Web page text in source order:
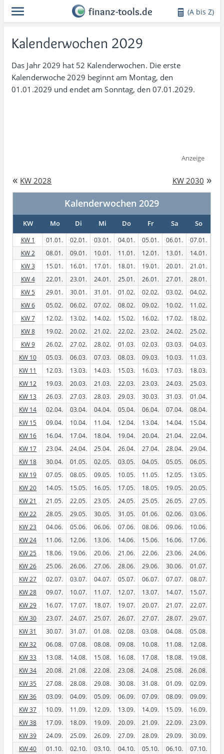
finanz-tools.de (A bis Z)
Kalenderwochen 2029
Das Jahr 2029 hat 52 Kalenderwochen. Die erste
Kalenderwoche 2029 beginnt am Montag, den
01.01.2029 und endet am Sonntag, den 07.01.2029.
Anzeige
« KW 2028 KW 2030 »
Kalenderwochen 2029
KW Mo Di Mi Do Fr Sa So
KW 1 01.01. 02.01. 03.01. 04.01. 05.01. 06.01.
07.01.
KW 2
08.01. 09.01. 10.01. 11.01. 12.01. 13.01.
14.01.
KW 3
15.01. 16.01. 17.01. 18.01. 19.01. 20.01.
21.01.
KW 4
22.01. 23.01. 24.01. 25.01. 26.01. 27.01.
28.01.
KW 5
29.01. 30.01. 31.01. 01.02. 02.02. 03.02.
04.02.
KW 6
05.02. 06.02. 07.02. 08.02. 09.02. 10.02.
11.02.
KW 7
12.02. 13.02. 14.02. 15.02. 16.02. 17.02.
18.02.
KW 8
19.02. 20.02. 21.02. 22.02. 23.02. 24.02.
25.02.
KW 9
26.02. 27.02. 28.02. 01.03. 02.03. 03.03.
04.03.
KW 10
05.03. 06.03. 07.03. 08.03. 09.03. 10.03.
11.03.
KW 11
12.03. 13.03. 14.03. 15.03. 16.03. 17.03.
18.03.
KW 12
19.03. 20.03. 21.03. 22.03. 23.03. 24.03.
25.03.
KW 13
26.03. 27.03. 28.03. 29.03. 30.03. 31.03.
01.04.
KW 14
02.04. 03.04. 04.04. 05.04. 06.04. 07.04.
08.04.
KW 15
09.04. 10.04. 11.04. 12.04. 13.04. 14.04.
15.04.
KW 16
16.04. 17.04. 18.04. 19.04. 20.04. 21.04.
22.04.
KW 17
23.04. 24.04. 25.04. 26.04. 27.04. 28.04.
29.04.
KW 18
30.04. 01.05. 02.05. 03.05. 04.05. 05.05.
06.05.
KW 19
07.05. 08.05. 09.05. 10.05. 11.05. 12.05.
13.05.
KW 20
14.05. 15.05. 16.05. 17.05. 18.05. 19.05.
20.05.
KW 21
21.05. 22.05. 23.05. 24.05. 25.05. 26.05.
27.05.
KW 22
28.05. 29.05. 30.05. 31.05. 01.06. 02.06.
03.06.
KW 23
04.06. 05.06. 06.06. 07.06. 08.06. 09.06.
10.06.
KW 24
11.06. 12.06. 13.06. 14.06. 15.06. 16.06.
17.06.
KW 25
18.06. 19.06. 20.06. 21.06. 22.06. 23.06.
24.06.
KW 26
25.06. 26.06. 27.06. 28.06. 29.06. 30.06.
01.07.
KW 27
02.07. 03.07. 04.07. 05.07. 06.07. 07.07.
08.07.
KW 28
09.07. 10.07. 11.07. 12.07. 13.07. 14.07.
15.07.
KW 29
16.07. 17.07. 18.07. 19.07. 20.07. 21.07.
22.07.
KW 30
23.07. 24.07. 25.07. 26.07. 27.07. 28.07.
29.07.
KW 31
30.07. 31.07. 01.08. 02.08. 03.08. 04.08.
05.08.
KW 32
06.08. 07.08. 08.08. 09.08. 10.08. 11.08.
12.08.
KW 33
13.08. 14.08. 15.08. 16.08. 17.08. 18.08.
19.08.
KW 34
20.08. 21.08. 22.08. 23.08. 24.08. 25.08.
26.08.
KW 35
27.08. 28.08. 29.08. 30.08. 31.08. 01.09.
02.09.
KW 36
03.09. 04.09. 05.09. 06.09. 07.09. 08.09.
09.09.
KW 37
10.09. 11.09. 12.09. 13.09. 14.09. 15.09.
16.09.
KW 38
17.09. 18.09. 19.09. 20.09. 21.09. 22.09.
23.09.
KW 39
24.09. 25.09. 26.09. 27.09. 28.09. 29.09.
30.09.
KW 40
01.10. 02.10. 03.10. 04.10. 05.10. 06.10.
07.10.